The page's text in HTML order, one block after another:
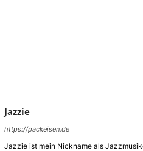
Jazzie
https://packeisen.de
Jazzie ist mein Nickname als